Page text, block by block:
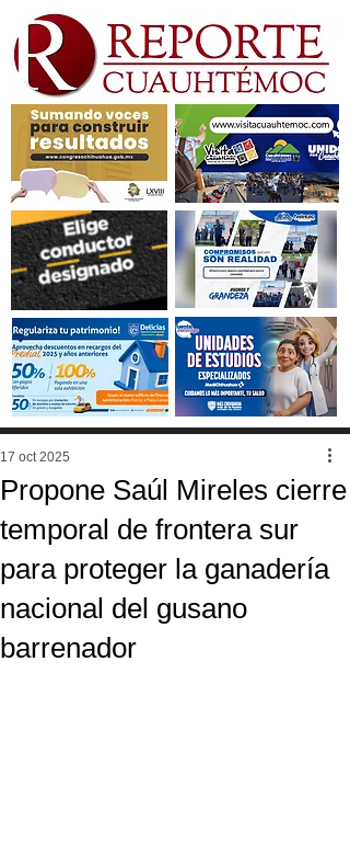
Propone Saúl Mireles cierre
temporal de frontera sur
para proteger la ganadería
nacional del gusano
barrenador
17 oct 2025